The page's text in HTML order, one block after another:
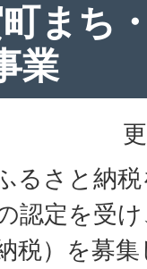
まち
業
るさと納
認定を受
税）を募